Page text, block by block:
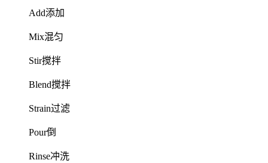
Add添加
Mix混匀
Stir搅拌
Blend搅拌
Strain过滤
Pour倒
Rinse冲洗